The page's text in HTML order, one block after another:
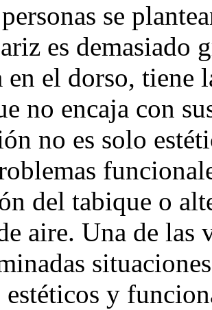
se
es demasiado
en el dorso, tiene
no encaja con
no es solo
del tabique o
aire. Una de las
estéticos y